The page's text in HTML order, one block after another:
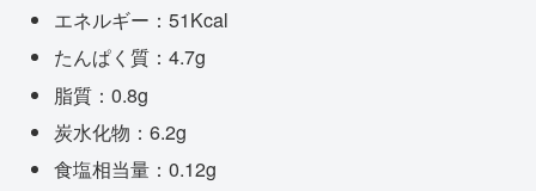
エネルギー：51Kcal
たんぱく質：4.7g
脂質：0.8g
炭水化物：6.2g
食塩相当量：0.12g